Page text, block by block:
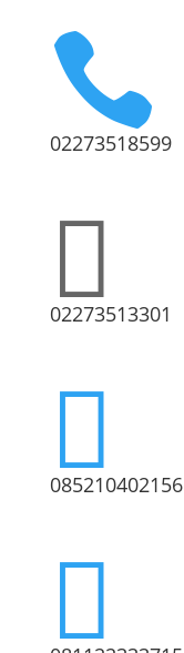

02273518599

02273513301

085210402156
